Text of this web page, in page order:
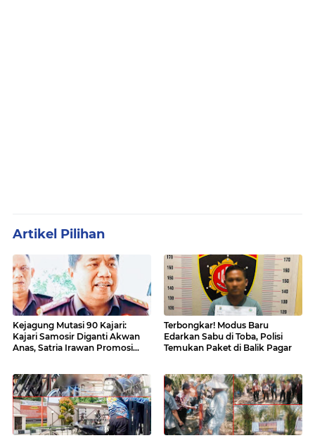
Artikel Pilihan
Kejagung Mutasi 90 Kajari:
Kajari Samosir Diganti Akwan
Anas, Satria Irawan Promosi
Terbongkar! Modus Baru
Edarkan Sabu di Toba, Polisi
Temukan Paket di Balik Pagar